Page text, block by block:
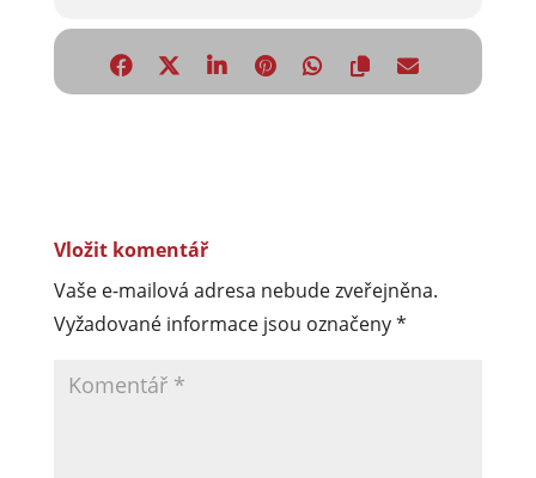
Vložit komentář
Vaše e-mailová adresa nebude zveřejněna.
Vyžadované informace jsou označeny*